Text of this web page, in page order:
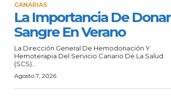
CANARIAS
La Importancia De Donar
Sangre En Verano
La Dirección General De Hemodonación Y
Hemoterapia Del Servicio Canario De La Salud
(SCS)...
Agosto 7, 2026